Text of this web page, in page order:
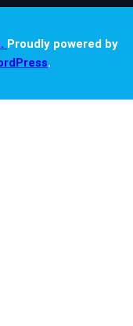
Proudly powered by
.